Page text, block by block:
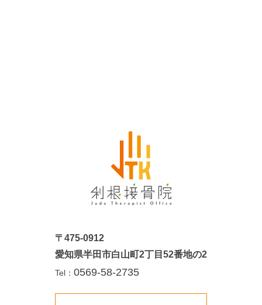
〒475-0912
愛知県半田市白山町2丁目52番地の2
Tel： 0569-58-2735